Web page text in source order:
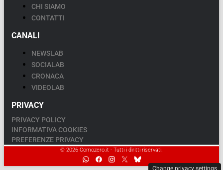
CHI SIAMO
CONTATTI
CANALI
NEWSLAB
SOCIALAB
CRONACA
VIDEOLAB
PRIVACY
PRIVACY POLICY
INFORMATIVA COOKIES
PREFERENZE PRIVACY
© 2026 Comozero.it - Tutti i diritti riservati.
Change privacy settings